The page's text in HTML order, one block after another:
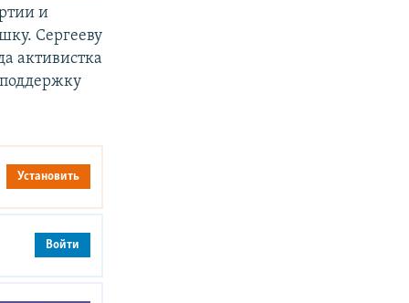
и
Сергееву
активистка
Установить
Войти